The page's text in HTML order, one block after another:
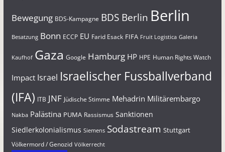
Bewegung BDS-Kampagne BDS Berlin Berlin
Besatzung Bonn ECCP EU Farid Esack FIFA Fruit Logistica Galeria
Kaufhof Gaza Google Hamburg HP HPE Human Rights Watch
Impact Israel Israelischer Fussballverband
(IFA) ITB JNF Jüdische Stimme Mehadrin Militärembargo
Nakba Palästina PUMA Rassismus Sanktionen
Siedlerkolonialismus Siemens Sodastream Stuttgart
Völkermord / Genozid Völkerrecht